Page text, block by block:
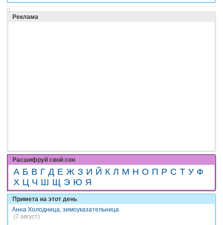
Реклама
Расшифруй свой сон
А Б В Г Д Е Ж З И Й К Л М Н О П Р С Т У Ф
Х Ц Ч Ш Щ Э Ю Я
Примета на этот день
Анна Холодница, зимоуказательница
(7 август)